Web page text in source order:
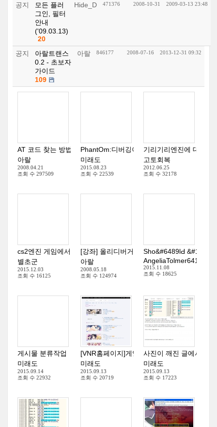
공지
모든 플러
그인, 필터
안내
('09.03.13)
20
Hide_D 471376 2008-10-31 2009-03-13 23:48
공지
아랄트랜스
0.2 - 초보자
가이드
109
아랄 846177 2008-07-16 2013-12-31 09:32
AT 코드 찾는 방법 47)
아랄
2008.04.21
조회 수 297509
PhantOm:디버깅이 제한된 프로세스 디버깅
미래도
2015.08.23
조회 수 22539
기리기리엔진에 대해 여
고토회복
2012.06.25
조회 수 32178
cs2엔진 게임에서 대사창이 안나올경우
별초군
2015.12.03
조회 수 16125
[강좌] 올리디버거로 ATCode 코드를 찾아보
아랄
2008.05.18
조회 수 124974
Sho&#6489lԀ &#1...
AngeliaTolmer6414
2015.11.08
조회 수 18625
게시물 분류작업
미래도
2015.09.14
조회 수 22932
[VNR홈페이지]게임이름으로 게임정보 찾기
미래도
2015.09.13
조회 수 20719
사진이 깨진 글에서 사
미래도
2015.09.13
조회 수 17223